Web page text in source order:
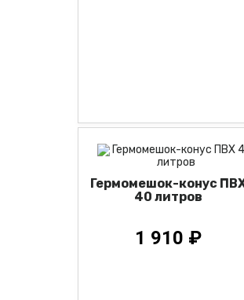
Гермомешок-конус
40 литров
1 910 ₽